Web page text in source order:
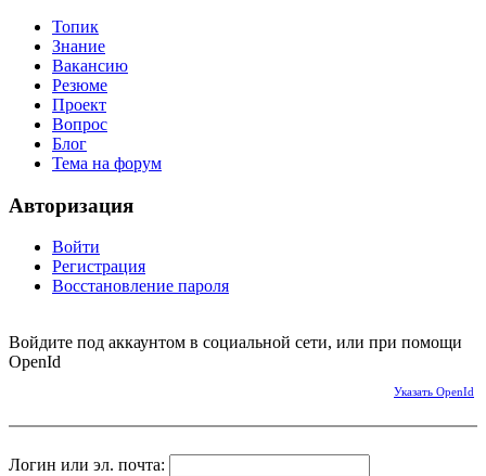
Топик
Знание
Вакансию
Резюме
Проект
Вопрос
Блог
Тема на форум
Авторизация
Войти
Регистрация
Восстановление пароля
Войдите под аккаунтом в социальной сети, или при помощи
OpenId
Указать OpenId
Логин или эл. почта: